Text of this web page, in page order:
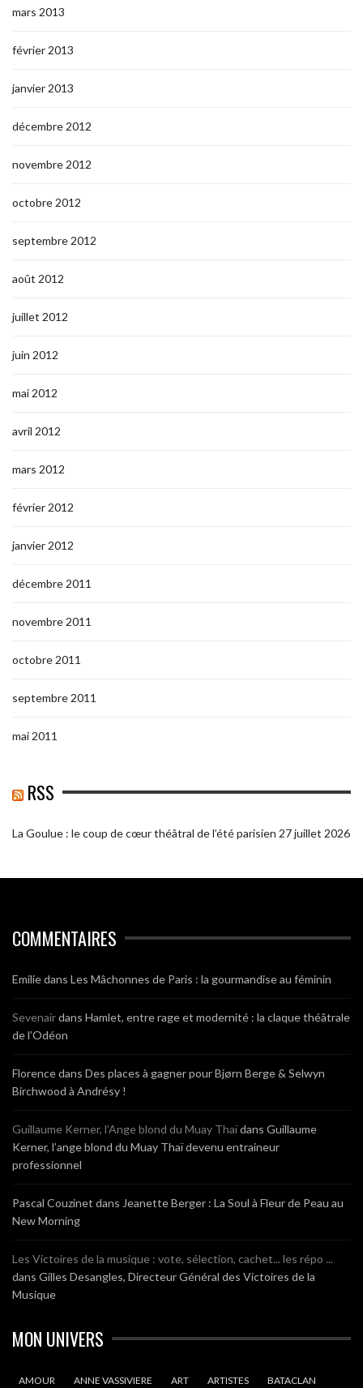
mars 2013
février 2013
janvier 2013
décembre 2012
novembre 2012
octobre 2012
septembre 2012
août 2012
juillet 2012
juin 2012
mai 2012
avril 2012
mars 2012
février 2012
janvier 2012
décembre 2011
novembre 2011
octobre 2011
septembre 2011
mai 2011
RSS
La Goulue : le coup de cœur théâtral de l’été parisien 27 juillet 2026
COMMENTAIRES
Emiliedans Les Mâchonnes de Paris : la gourmandise au féminin
Sevenairdans Hamlet, entre rage et modernité : la claque théâtrale
de l’Odéon
Florencedans Des places à gagner pour Bjørn Berge & Selwyn
Birchwood à Andrésy !
Guillaume Kerner, l’Ange blond du Muay Thaïdans Guillaume
Kerner, l’ange blond du Muay Thaï devenu entraineur
professionnel
Pascal Couzinet dans Jeanette Berger : La Soul à Fleur de Peau au
New Morning
Les Victoires de la musique : vote, sélection, cachet... les répo ...
dans Gilles Desangles, Directeur Général des Victoires de la
Musique
MON UNIVERS
AMOUR ANNE VASSIVIERE ART ARTISTES BATACLAN